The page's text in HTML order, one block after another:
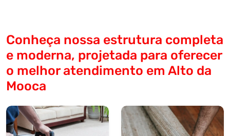
Conheça nossa estrutura completa
e moderna, projetada para oferecer
o melhor atendimento em Alto da
Mooca